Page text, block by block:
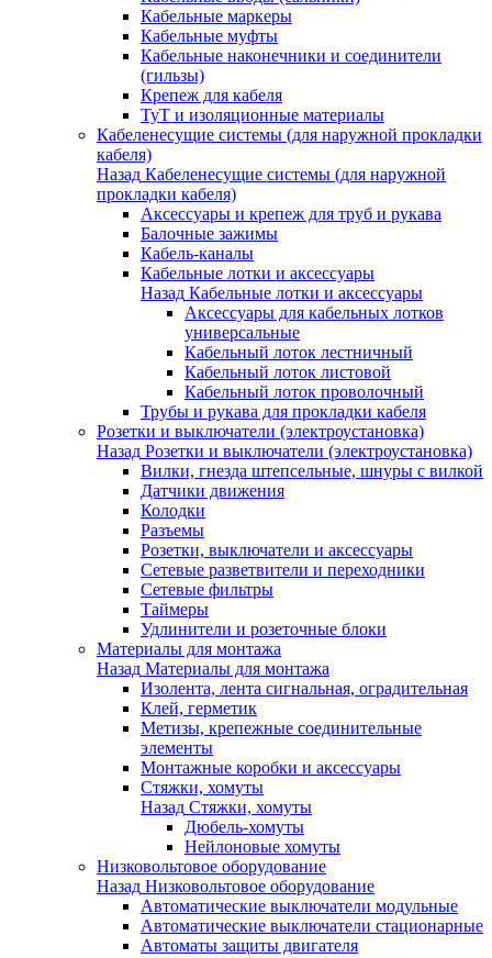
Кабельные маркеры
Кабельные муфты
Кабельные наконечники и соединители
(гильзы)
Крепеж для кабеля
ТуТ и изоляционные материалы
Кабеленесущие системы (для наружной прокладки
кабеля)
Назад Кабеленесущие системы (для наружной
прокладки кабеля)
Аксессуары и крепеж для труб и рукава
Балочные зажимы
Кабель-каналы
Кабельные лотки и аксессуары
Назад Кабельные лотки и аксессуары
Аксессуары для кабельных лотков
универсальные
Кабельный лоток лестничный
Кабельный лоток листовой
Кабельный лоток проволочный
Трубы и рукава для прокладки кабеля
Розетки и выключатели (электроустановка)
Назад Розетки и выключатели (электроустановка)
Вилки, гнезда штепсельные, шнуры с вилкой
Датчики движения
Колодки
Разъемы
Розетки, выключатели и аксессуары
Сетевые разветвители и переходники
Сетевые фильтры
Таймеры
Удлинители и розеточные блоки
Материалы для монтажа
Назад Материалы для монтажа
Изолента, лента сигнальная, оградительная
Клей, герметик
Метизы, крепежные соединительные
элементы
Монтажные коробки и аксессуары
Стяжки, хомуты
Назад Стяжки, хомуты
Дюбель-хомуты
Нейлоновые хомуты
Низковольтовое оборудование
Назад Низковольтовое оборудование
Автоматические выключатели модульные
Автоматические выключатели стационарные
Автоматы защиты двигателя